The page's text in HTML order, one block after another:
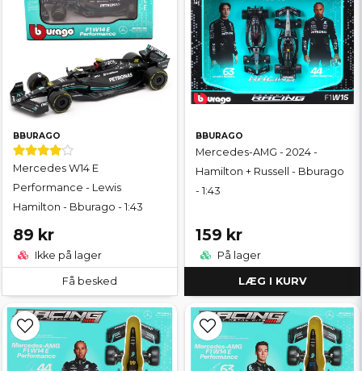
BBURAGO
Mercedes W14 E
Performance - Lewis
Hamilton - Bburago - 1:43
89 kr
Ikke på lager
Få besked
BBURAGO
Mercedes-AMG - 2024 -
Hamilton + Russell - Bburago
- 1:43
159 kr
På lager
LÆG I KURV